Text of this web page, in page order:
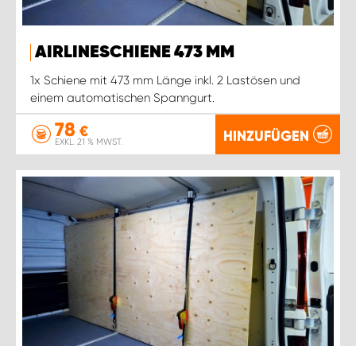
AIRLINESCHIENE 473 MM
1x Schiene mit 473 mm Länge inkl. 2 Lastösen und
einem automatischen Spanngurt.
78 €
EXKL. 21 % MWST. HINZUFÜGEN